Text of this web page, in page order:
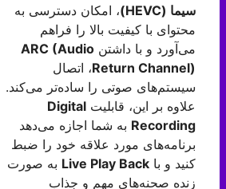
سیما(HEVC)
، امکان دسترسی به
محتوای با کیفیت بالا را فراهم
می‌آورد و با داشتنARC (Audio
Return Channel)، اتصال
سیستم‌های صوتی را ساده‌تر می‌کند.
علاوه بر این، قابلیتDigital
Recordingبه شما اجازه می‌دهد
برنامه‌های مورد علاقه خود را ضبط
کنید و باLive Play Backبه صورت
زنده صحنه‌های مهم و جذاب